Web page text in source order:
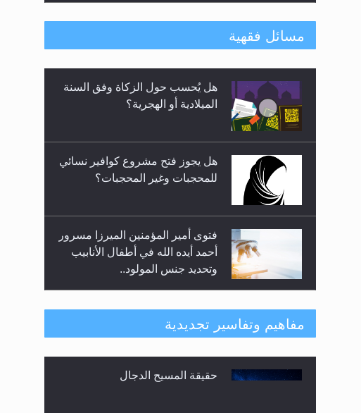
مسائل فقهية
هل يجوز فتح مشروع كوافير نسائي
للمحجبات وغير المحجبات؟
فتوى أمير المؤمنين الميرزا مسرور
أحمد أيده الله في أطفال الأنابيب
هل من الصحيح أن ديّة المرأة
المقتولة تساوي نصف ديّة الرجل
المقتول؟
هل تعتبر الأشفار الاصطناعية
(الرموش الاصطناعية) والأظافرمفاهيم وتفاسير تجديدية
القرآن قاضٍ وحكمٌ على السنة